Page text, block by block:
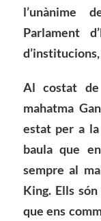
l’unànime
Parlament
Al costat de
mahatma
estat per a
baula que
sempre al
King. Ells
que ens